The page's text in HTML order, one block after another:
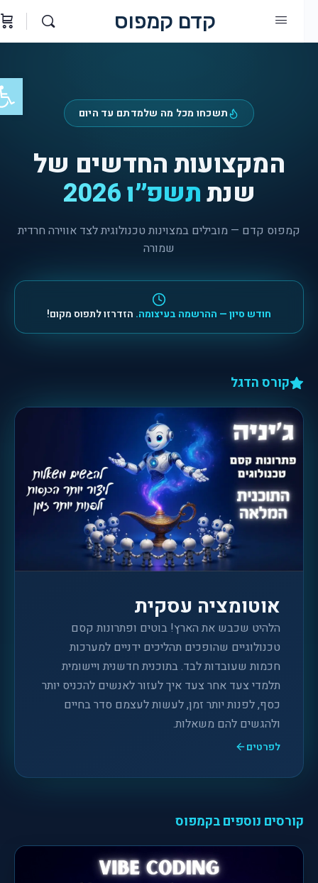
פתח
קדם קמפוס
תשכחו מכל מה שלמדתם עד היום
המקצועות החדשים של
שנתתשפ״ו 2026
קמפוס קדם — מובילים במצוינות טכנולוגית לצד אווירה חרדית
שמורה
חודש סיון — ההרשמה בעיצומה.הזדרזו לתפוס מקום!
קורס הדגל
אוטומציה עסקית
הלהיט שכבש את הארץ! בוטים ופתרונות קסם
טכנולוגיים שהופכים תהליכים ידניים למערכות
חכמות שעובדות לבד. בתוכנית חדשנית ויישומית
תלמדי צעד אחר צעד איך לעזור לאנשים להכניס יותר
כסף, לפנות יותר זמן, לעשות לעצמם סדר בחיים
ולהגשים להם משאלות.
לפרטים
קורסים נוספים בקמפוס